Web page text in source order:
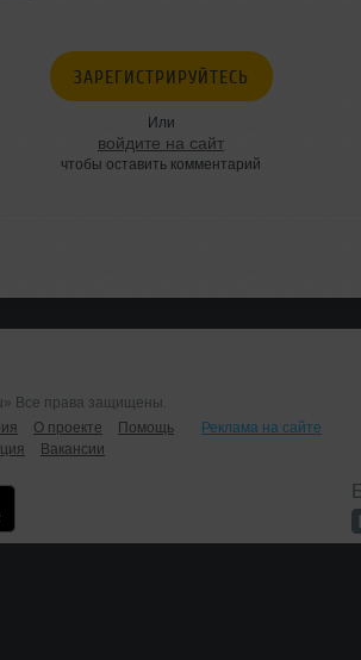
ЗАРЕГИСТРИРУЙТЕСЬ
Или
войдите на сайт
чтобы оставить комментарий
Все права защищены.
О проекте Помощь
Реклама на сайте
Вакансии